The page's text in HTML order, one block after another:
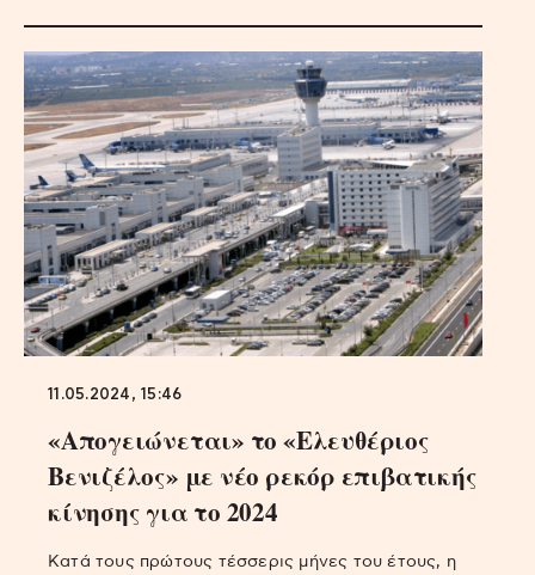
11.05.2024, 15:46
«Απογειώνεται» το «Ελευθέριος
Βενιζέλος» με νέο ρεκόρ επιβατικής
κίνησης για το 2024
Κατά τους πρώτους τέσσερις μήνες του έτους, η